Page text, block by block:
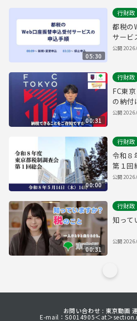
05:30
行財政
都税の
サービ
公開
00:31
行財政
FC東
の納付
公開
00:00
行財政
令和８
第１回
公開
00:31
行財政
知って
公開
お問い合わせ : 東京動画
E-mail：S0014905＜at＞